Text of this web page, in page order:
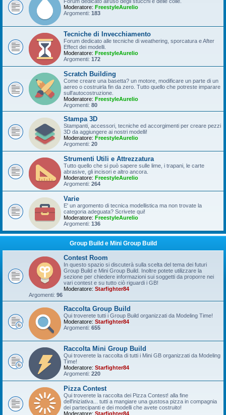
Moderatore: FreestyleAurelio
Argomenti: 183
Tecniche di Invecchiamento
Forum dedicato alle tecniche di weathering, sporcatura e After
Effect dei modelli.
Moderatore: FreestyleAurelio
Argomenti: 172
Scratch Building
Come creare una basetta? un motore, modificare un parte di un
aereo o costruirla fin da zero. Tutto quello che potreste imparare
sull'autocostruzione.
Moderatore: FreestyleAurelio
Argomenti: 80
Stampa 3D
Stampanti, accessori, tecniche ed accorgimenti per creare pezzi
3D da aggiungere ai nostri modelli!
Moderatore: FreestyleAurelio
Argomenti: 20
Strumenti Utili e Attrezzatura
Tutto quello che si può sapere sulle lime, i trapani, le carte
abrasive, gli incisori e altro ancora.
Moderatore: FreestyleAurelio
Argomenti: 264
Varie
E' un argomento di tecnica modellistica ma non trovate la
categoria adeguata? Scrivete qui!
Moderatore: FreestyleAurelio
Argomenti: 136
Group Build e Mini Group Build
Contest Room
In questo spazio si discuterà sulla scelta del tema dei futuri
Group Build e Mini Group Build. Inoltre potete utilizzare la
sezione per chiedere informazioni sui soggetti da proporre nei
vari contest e su tutto ciò riguardi i GB!
Moderatore: Starfighter84
Argomenti: 96
Raccolta Group Build
Qui troverete tutti i Group Build organizzati da Modeling Time!
Moderatore: Starfighter84
Argomenti: 655
Raccolta Mini Group Build
Qui troverete la raccolta di tutti i Mini GB organizzati da Modeling
Time!
Moderatore: Starfighter84
Argomenti: 220
Pizza Contest
Qui troverete la raccolta dei Pizza Contest! alla fine
dell'iniziativa... tutti a mangiare una gustosa pizza in compagnia
dei partecipanti e dei modelli che avete costruito!
Moderatore: Starfighter84